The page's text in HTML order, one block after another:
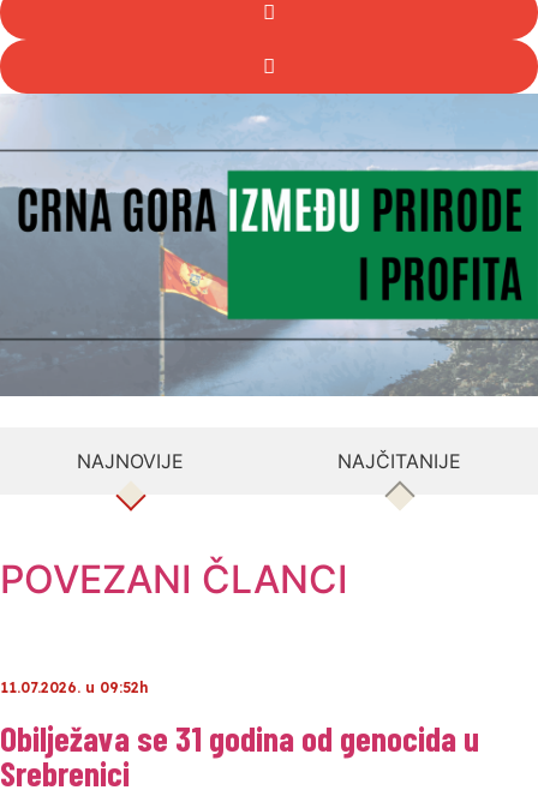
NAJNOVIJE NAJČITANIJE
POVEZANI ČLANCI
11.07.2026. u 09:52h
Obilježava se 31 godina od genocida u
Srebrenici